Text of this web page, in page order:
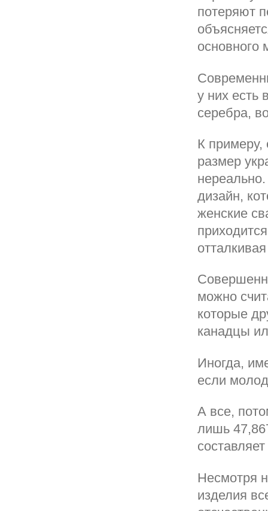
потеряют
основного
у них есть
серебра,
К примеру,
размер
дизайн,
женские
можно
которые
канадцы
Иногда,
если
А все,
лишь
Несмотря
изделия